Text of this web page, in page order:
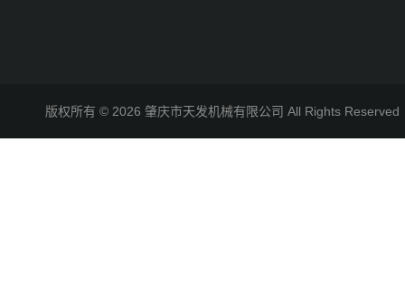
版权所有 © 2026 肇庆市天发机械有限公司 All Rights